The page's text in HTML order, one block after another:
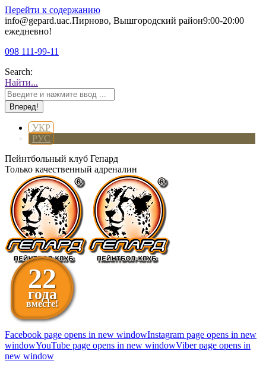
Перейти к содержанию
info@gepard.uaс.Пирново, Вышгородский район9:00-20:00
ежедневно!
098 111-99-11
Search:
Найти...
УКР
РУС
Пейнтбольный клуб Гепард
Только качественный адреналин
22
года
вместе!
Facebook page opens in new windowInstagram page opens in new
windowYouTube page opens in new windowViber page opens in
new window